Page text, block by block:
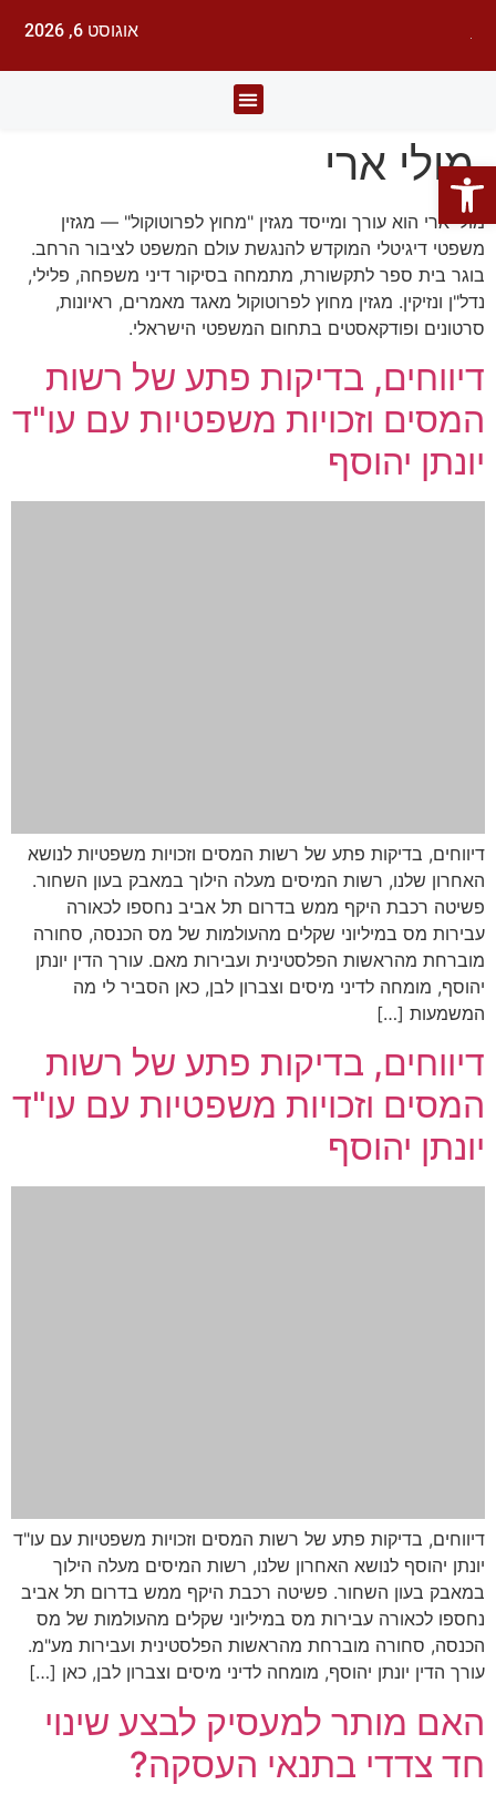
אוגוסט 6, 2026
מולי ארי
מולי ארי הוא עורך ומייסד מגזין "מחוץ לפרוטוקול" — מגזין
משפטי דיגיטלי המוקדש להנגשת עולם המשפט לציבור הרחב.
בוגר בית ספר לתקשורת, מתמחה בסיקור דיני משפחה, פלילי,
נדל"ן ונזיקין. מגזין מחוץ לפרוטוקול מאגד מאמרים, ראיונות,
סרטונים ופודקאסטים בתחום המשפטי הישראלי.
דיווחים, בדיקות פתע של רשות
המסים וזכויות משפטיות עם עו"ד
יונתן יהוסף
דיווחים, בדיקות פתע של רשות המסים וזכויות משפטיות לנושא
האחרון שלנו, רשות המיסים מעלה הילוך במאבק בעון השחור.
פשיטה רכבת היקף ממש בדרום תל אביב נחספו לכאורה
עבירות מס במיליוני שקלים מהעולמות של מס הכנסה, סחורה
מוברחת מהראשות הפלסטינית ועבירות מאם. עורך הדין יונתן
יהוסף, מומחה לדיני מיסים וצברון לבן, כאן הסביר לי מה
המשמעות […]
דיווחים, בדיקות פתע של רשות
המסים וזכויות משפטיות עם עו"ד
יונתן יהוסף
דיווחים, בדיקות פתע של רשות המסים וזכויות משפטיות עם עו"ד
יונתן יהוסף לנושא האחרון שלנו, רשות המיסים מעלה הילוך
במאבק בעון השחור. פשיטה רכבת היקף ממש בדרום תל אביב
נחספו לכאורה עבירות מס במיליוני שקלים מהעולמות של מס
הכנסה, סחורה מוברחת מהראשות הפלסטינית ועבירות מע"מ.
עורך הדין יונתן יהוסף, מומחה לדיני מיסים וצברון לבן, כאן […]
האם מותר למעסיק לבצע שינוי
חד צדדי בתנאי העסקה?
פתח סרגל נגישות